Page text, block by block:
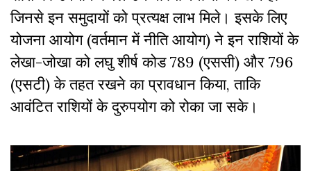
जिनसे इन समुदायों को प्रत्यक्ष लाभ मिले। इसके लिए
योजना आयोग (वर्तमान में नीति आयोग) ने इन राशियों के
लेखा-जोखा को लघु शीर्ष कोड 789 (एससी) और 796
(एसटी) के तहत रखने का प्रावधान किया, ताकि
आवंटित राशियों के दुरुपयोग को रोका जा सके।